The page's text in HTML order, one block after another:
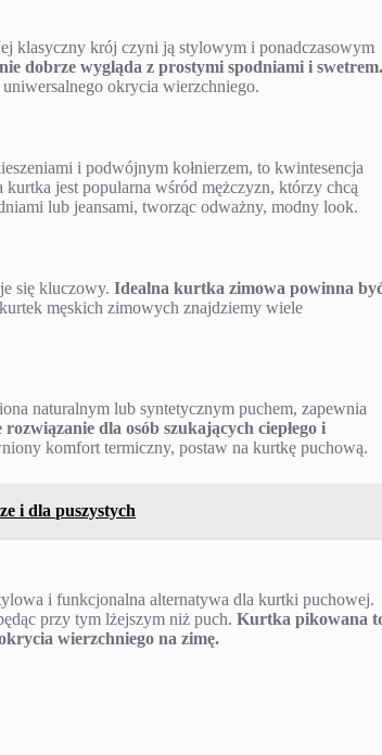
klasyczny krój czyni ją stylowym i ponadczasowym
dobrze wygląda z prostymi spodniami i
okrycia wierzchniego.
i podwójnym kołnierzem, to kwintesencja
kurtka jest popularna wśród mężczyzn, którzy chcą
lub jeansami, tworząc odważny, modny look.
się kluczowy.Idealna kurtka zimowa powinna
męskich zimowych znajdziemy wiele
naturalnym lub syntetycznym puchem, zapewnia
rozwiązanie dla osób szukających ciepłego i
komfort termiczny, postaw na kurtkę puchową.
i dla puszystych
i funkcjonalna alternatywa dla kurtki puchowej.
przy tym lżejszym niż puch.Kurtka pikowana
wierzchniego na zimę.